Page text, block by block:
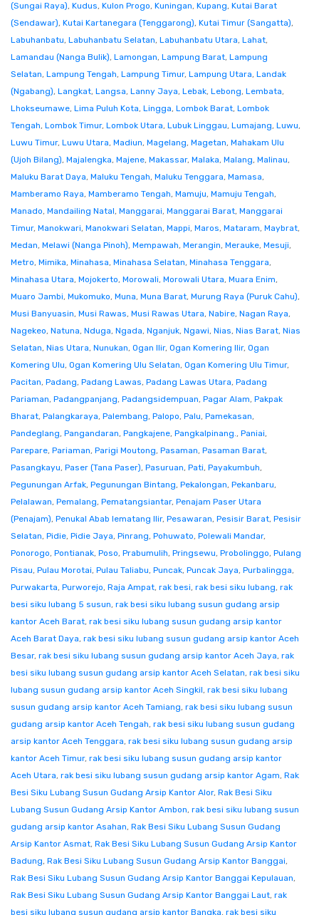
(Sungai Raya), Kudus, Kulon Progo, Kuningan, Kupang, Kutai Barat
(Sendawar), Kutai Kartanegara (Tenggarong), Kutai Timur (Sangatta),
Labuhanbatu, Labuhanbatu Selatan, Labuhanbatu Utara, Lahat,
Lamandau (Nanga Bulik), Lamongan, Lampung Barat, Lampung
Selatan, Lampung Tengah, Lampung Timur, Lampung Utara, Landak
(Ngabang), Langkat, Langsa, Lanny Jaya, Lebak, Lebong, Lembata,
Lhokseumawe, Lima Puluh Kota, Lingga, Lombok Barat, Lombok
Tengah, Lombok Timur, Lombok Utara, Lubuk Linggau, Lumajang, Luwu,
Luwu Timur, Luwu Utara, Madiun, Magelang, Magetan, Mahakam Ulu
(Ujoh Bilang), Majalengka, Majene, Makassar, Malaka, Malang, Malinau,
Maluku Barat Daya, Maluku Tengah, Maluku Tenggara, Mamasa,
Mamberamo Raya, Mamberamo Tengah, Mamuju, Mamuju Tengah,
Manado, Mandailing Natal, Manggarai, Manggarai Barat, Manggarai
Timur, Manokwari, Manokwari Selatan, Mappi, Maros, Mataram, Maybrat,
Medan, Melawi (Nanga Pinoh), Mempawah, Merangin, Merauke, Mesuji,
Metro, Mimika, Minahasa, Minahasa Selatan, Minahasa Tenggara,
Minahasa Utara, Mojokerto, Morowali, Morowali Utara, Muara Enim,
Muaro Jambi, Mukomuko, Muna, Muna Barat, Murung Raya (Puruk Cahu),
Musi Banyuasin, Musi Rawas, Musi Rawas Utara, Nabire, Nagan Raya,
Nagekeo, Natuna, Nduga, Ngada, Nganjuk, Ngawi, Nias, Nias Barat, Nias
Selatan, Nias Utara, Nunukan, Ogan Ilir, Ogan Komering Ilir, Ogan
Komering Ulu, Ogan Komering Ulu Selatan, Ogan Komering Ulu Timur,
Pacitan, Padang, Padang Lawas, Padang Lawas Utara, Padang
Pariaman, Padangpanjang, Padangsidempuan, Pagar Alam, Pakpak
Bharat, Palangkaraya, Palembang, Palopo, Palu, Pamekasan,
Pandeglang, Pangandaran, Pangkajene, Pangkalpinang., Paniai,
Parepare, Pariaman, Parigi Moutong, Pasaman, Pasaman Barat,
Pasangkayu, Paser (Tana Paser), Pasuruan, Pati, Payakumbuh,
Pegunungan Arfak, Pegunungan Bintang, Pekalongan, Pekanbaru,
Pelalawan, Pemalang, Pematangsiantar, Penajam Paser Utara
(Penajam), Penukal Abab lematang Ilir, Pesawaran, Pesisir Barat, Pesisir
Selatan, Pidie, Pidie Jaya, Pinrang, Pohuwato, Polewali Mandar,
Ponorogo, Pontianak, Poso, Prabumulih, Pringsewu, Probolinggo, Pulang
Pisau, Pulau Morotai, Pulau Taliabu, Puncak, Puncak Jaya, Purbalingga,
Purwakarta, Purworejo, Raja Ampat, rak besi, rak besi siku lubang, rak
besi siku lubang 5 susun, rak besi siku lubang susun gudang arsip
kantor Aceh Barat, rak besi siku lubang susun gudang arsip kantor
Aceh Barat Daya, rak besi siku lubang susun gudang arsip kantor Aceh
Besar, rak besi siku lubang susun gudang arsip kantor Aceh Jaya, rak
besi siku lubang susun gudang arsip kantor Aceh Selatan, rak besi siku
lubang susun gudang arsip kantor Aceh Singkil, rak besi siku lubang
susun gudang arsip kantor Aceh Tamiang, rak besi siku lubang susun
gudang arsip kantor Aceh Tengah, rak besi siku lubang susun gudang
arsip kantor Aceh Tenggara, rak besi siku lubang susun gudang arsip
kantor Aceh Timur, rak besi siku lubang susun gudang arsip kantor
Aceh Utara, rak besi siku lubang susun gudang arsip kantor Agam, Rak
Besi Siku Lubang Susun Gudang Arsip Kantor Alor, Rak Besi Siku
Lubang Susun Gudang Arsip Kantor Ambon, rak besi siku lubang susun
gudang arsip kantor Asahan, Rak Besi Siku Lubang Susun Gudang
Arsip Kantor Asmat, Rak Besi Siku Lubang Susun Gudang Arsip Kantor
Badung, Rak Besi Siku Lubang Susun Gudang Arsip Kantor Banggai,
Rak Besi Siku Lubang Susun Gudang Arsip Kantor Banggai Kepulauan,
Rak Besi Siku Lubang Susun Gudang Arsip Kantor Banggai Laut, rak
besi siku lubang susun gudang arsip kantor Bangka, rak besi siku